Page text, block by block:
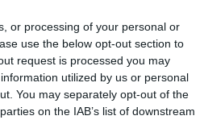
or processing of your personal or
use the below opt-out section to
request is processed you may
utilized by us or personal
You may separately opt-out of the
on the IAB’s list of downstream
1
2